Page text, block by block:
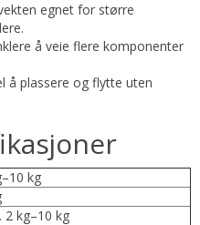
egnet for større
å veie flere komponenter
å plassere og flytte uten
kg
2 kg–10 kg